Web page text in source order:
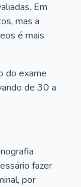
Em
mas a
é mais
do exame
de 30 a
fazer
por